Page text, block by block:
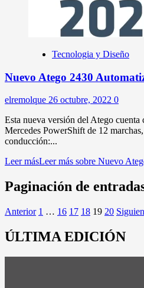
Tecnologia y Diseño
Nuevo Atego 2430
elremolque 26 octubre, 2022 0
Esta nueva versión del Atego cuenta
Mercedes PowerShift de 12
conducción:...
Leer másLeer más sobre Nuevo
Paginación de
Anterior 1 … 16 17 18 19 20
ÚLTIMA EDICIÓN